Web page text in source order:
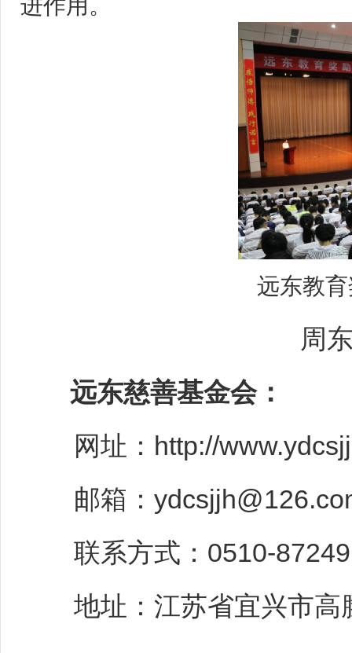
远东教育
周东
远东慈善基金会：
网址：http://
邮箱：
联系方式：0510-
地址：江苏省宜兴市高